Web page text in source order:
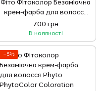
Фіто Фітоколор Безаміачна
крем-фарба для волосся
Phyto PhytoColor
Coloration Permanente 3
Темний шатен 112 мл
700 грн
В наявності
−5%